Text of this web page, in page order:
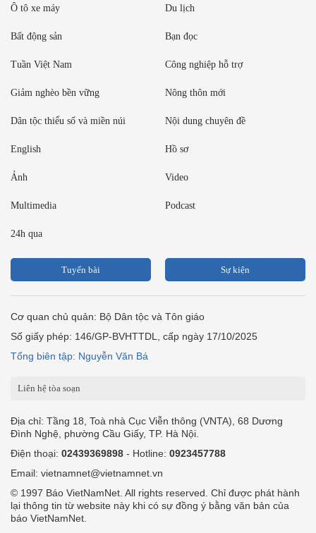
Ô tô xe máy Du lịch
Bất động sản Bạn đọc
Tuần Việt Nam Công nghiệp hỗ trợ
Giảm nghèo bền vững Nông thôn mới
Dân tộc thiểu số và miền núi Nội dung chuyên đề
English Hồ sơ
Ảnh Video
Multimedia Podcast
24h qua
Tuyến bài Sự kiện
Cơ quan chủ quản: Bộ Dân tộc và Tôn giáo
Số giấy phép: 146/GP-BVHTTDL, cấp ngày 17/10/2025
Tổng biên tập: Nguyễn Văn Bá
Liên hệ tòa soạn
Địa chỉ: Tầng 18, Toà nhà Cục Viễn thông (VNTA), 68 Dương
Đình Nghệ, phường Cầu Giấy, TP. Hà Nội.
Điện thoại: 02439369898 - Hotline: 0923457788
Email: vietnamnet@vietnamnet.vn
© 1997 Báo VietNamNet. All rights reserved. Chỉ được phát hành
lại thông tin từ website này khi có sự đồng ý bằng văn bản của
báo VietNamNet.